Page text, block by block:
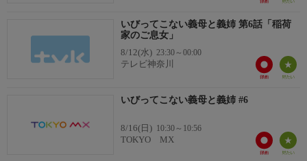
いびってこない義母と義姉 第6話「稲荷
家のご息女」
8/12(水) 23:30～00:00
テレビ神奈川
いびってこない義母と義姉 #6
8/16(日) 10:30～10:56
TOKYO MX